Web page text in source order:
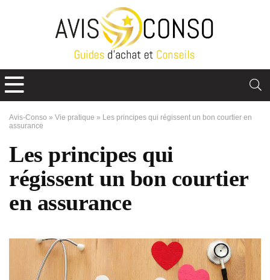
Avis-Conso » Vie pratique » Les principes qui régissent un bon courtier en
assurance
Les principes qui
régissent un bon courtier
en assurance